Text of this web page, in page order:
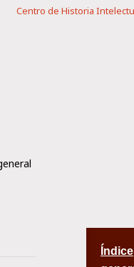
Centro de Historia
Índice